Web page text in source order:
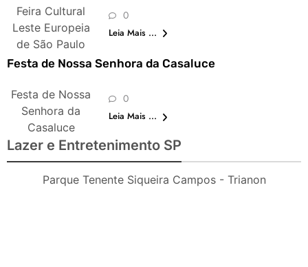
Feira Cultural
Leste Europeia
de São Paulo
0
Leia Mais ...
Festa de Nossa Senhora da Casaluce
Festa de Nossa
Senhora da
Casaluce
0
Leia Mais ...
Lazer e Entretenimento SP
Parque Tenente Siqueira Campos - Trianon